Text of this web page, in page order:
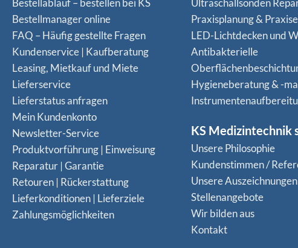
Bestellablauf – bestellen bei KS
Bestellmanager online
FAQ – Häufig gestellte Fragen
Kundenservice | Kaufberatung
Leasing, Mietkauf und Miete
Lieferservice
Lieferstatus anfragen
Mein Kundenkonto
Newsletter-Service
Produktvorführung | Einweisung
Reparatur | Garantie
Retouren | Rückerstattung
Lieferkonditionen | Lieferziele
Zahlungsmöglichkeiten
Ultraschallsonden
Praxisplanung &
LED-Lichtdecken und
Antibakterielle
Hygieneberatung & -
KS Medizintechnik
Unsere Philosophie
Kundenstimmen /
Unsere Auszeichnungen
Stellenangebote
Wir bilden aus
Kontakt